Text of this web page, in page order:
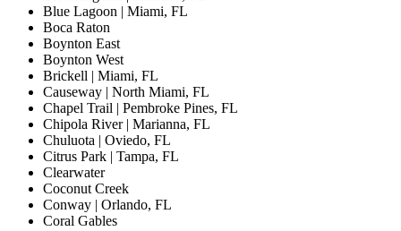
Blue Lagoon | Miami, FL
Boca Raton
Boynton East
Boynton West
Brickell | Miami, FL
Causeway | North Miami, FL
Chapel Trail | Pembroke Pines, FL
Chipola River | Marianna, FL
Chuluota | Oviedo, FL
Citrus Park | Tampa, FL
Clearwater
Coconut Creek
Conway | Orlando, FL
Coral Gables